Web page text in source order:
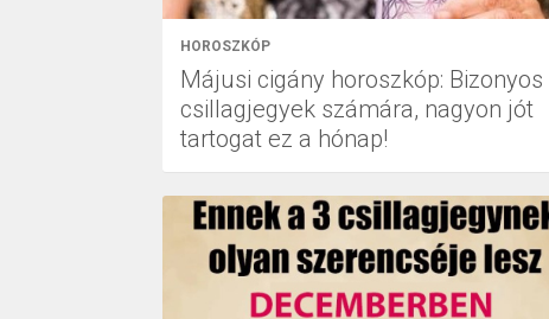
HOROSZKÓP
Májusi cigány horoszkóp: Bizonyos
csillagjegyek számára, nagyon jót
tartogat ez a hónap!